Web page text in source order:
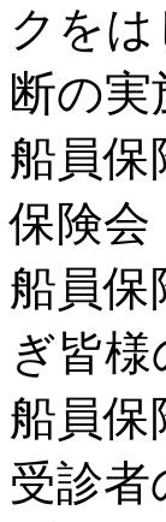
クを
断の
船員保
保険会
船員保
ぎ皆
船員保
受診